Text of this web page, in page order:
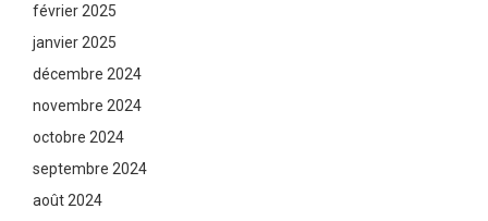
février 2025
janvier 2025
décembre 2024
novembre 2024
octobre 2024
septembre 2024
août 2024